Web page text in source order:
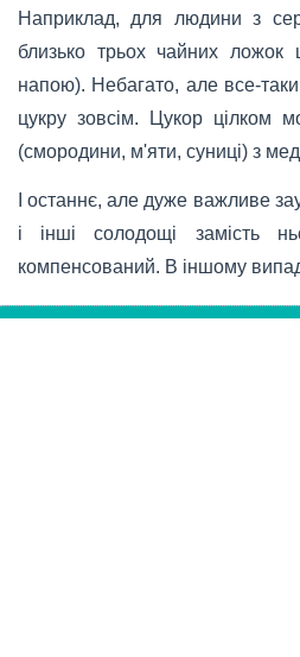
Наприклад, для людини з
близько трьох чайних ложок
напою). Небагато, але все-
цукру зовсім. Цукор цілком
(смородини, м'яти, суниці) з
І останнє, але дуже важливе
і інші солодощі замість
компенсований. В іншому